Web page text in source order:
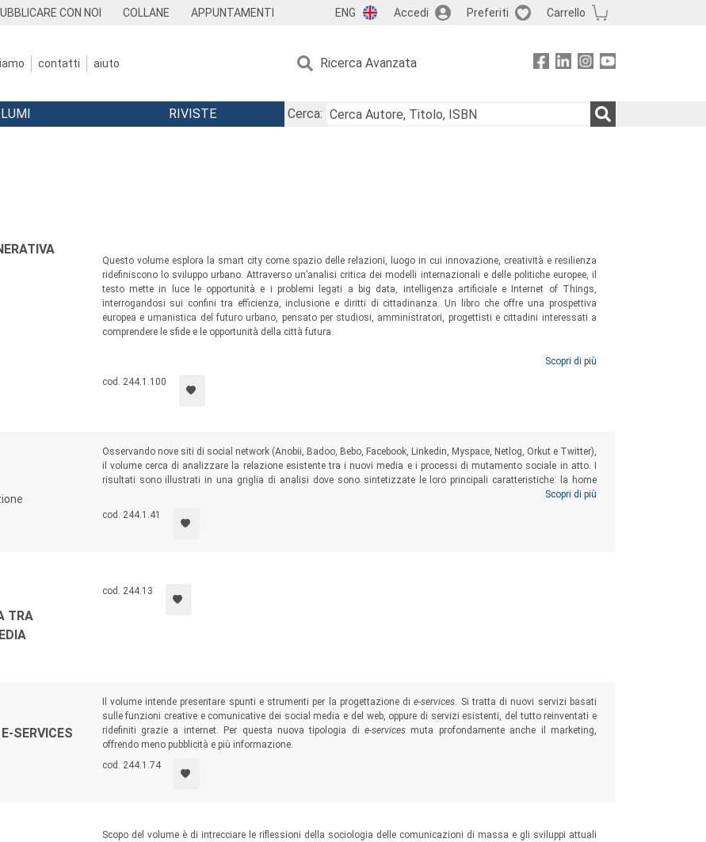
CON NOI COLLANE APPUNTAMENTI ENG Accedi Preferiti Carrello
contatti aiuto Ricerca Avanzata
RIVISTE
Cerca:
Questo volume esplora la smart city come spazio delle relazioni, luogo in cui innovazione, creatività e resilienza
ridefiniscono lo sviluppo urbano. Attraverso un’analisi critica dei modelli internazionali e delle politiche europee, il
testo mette in luce le opportunità e i problemi legati a big data, intelligenza artificiale e Internet of Things,
interrogandosi sui confini tra efficienza, inclusione e diritti di cittadinanza. Un libro che offre una prospettiva
europea e umanistica del futuro urbano, pensato per studiosi, amministratori, progettisti e cittadini interessati a
comprendere le sfide e le opportunità della città futura.
Scopri di più
cod. 244.1.100
Osservando nove siti di social network (Anobii, Badoo, Bebo, Facebook, Linkedin, Myspace, Netlog, Orkut e Twitter),
il volume cerca di analizzare la relazione esistente tra i nuovi media e i processi di mutamento sociale in atto. I
risultati sono illustrati in una griglia di analisi dove sono sintetizzate le loro principali caratteristiche: la home
page, le informazioni obbligatorie per l’iscrizione, gli strumenti di comunicazione forniti, il network personale creato
dai singoli utenti, il livello di sicurezza garantito...
Scopri di più
cod. 244.1.41
TRA
cod. 244.13
SERVICES
Il volume intende presentare spunti e strumenti per la progettazione die-services. Si tratta di nuovi servizi basati
sulle funzioni creative e comunicative dei social media e del web, oppure di servizi esistenti, del tutto reinventati e
ridefiniti grazie a internet. Per questa nuova tipologia die-services muta profondamente anche il marketing,
offrendo meno pubblicità e più informazione.
cod. 244.1.74
Scopo del volume è di intrecciare le riflessioni della sociologia delle comunicazioni di massa e gli sviluppi attuali